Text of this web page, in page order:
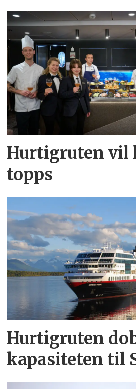
Hurtigruten vil
topps
Hurtigruten
kapasiteten til